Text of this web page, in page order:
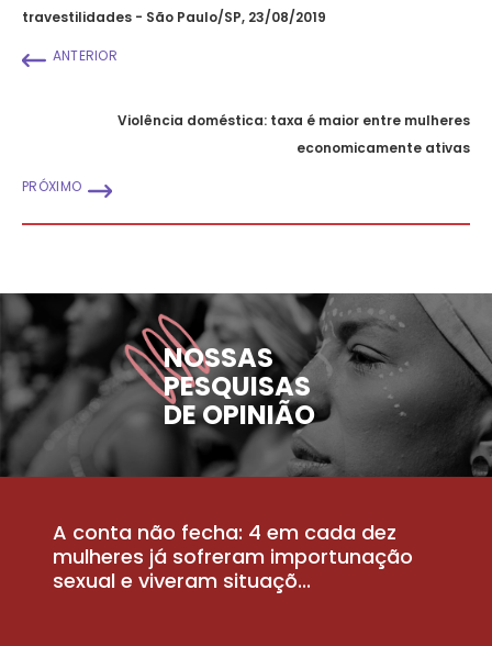
travestilidades - São Paulo/SP, 23/08/2019
ANTERIOR
Violência doméstica: taxa é maior entre mulheres
economicamente ativas
PRÓXIMO
NOSSAS
PESQUISAS
DE OPINIÃO
A conta não fecha: 4 em cada dez
mulheres já sofreram importunação
sexual e viveram situaçõ...